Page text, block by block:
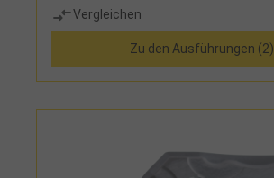
Vergleichen
Zu den Ausführungen (2)